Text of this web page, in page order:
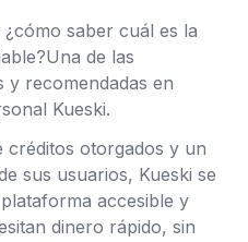
saber cuál es la
de las
y recomendadas en
Kueski.
créditos otorgados y un
sus usuarios, Kueski se
accesible y
dinero rápido, sin